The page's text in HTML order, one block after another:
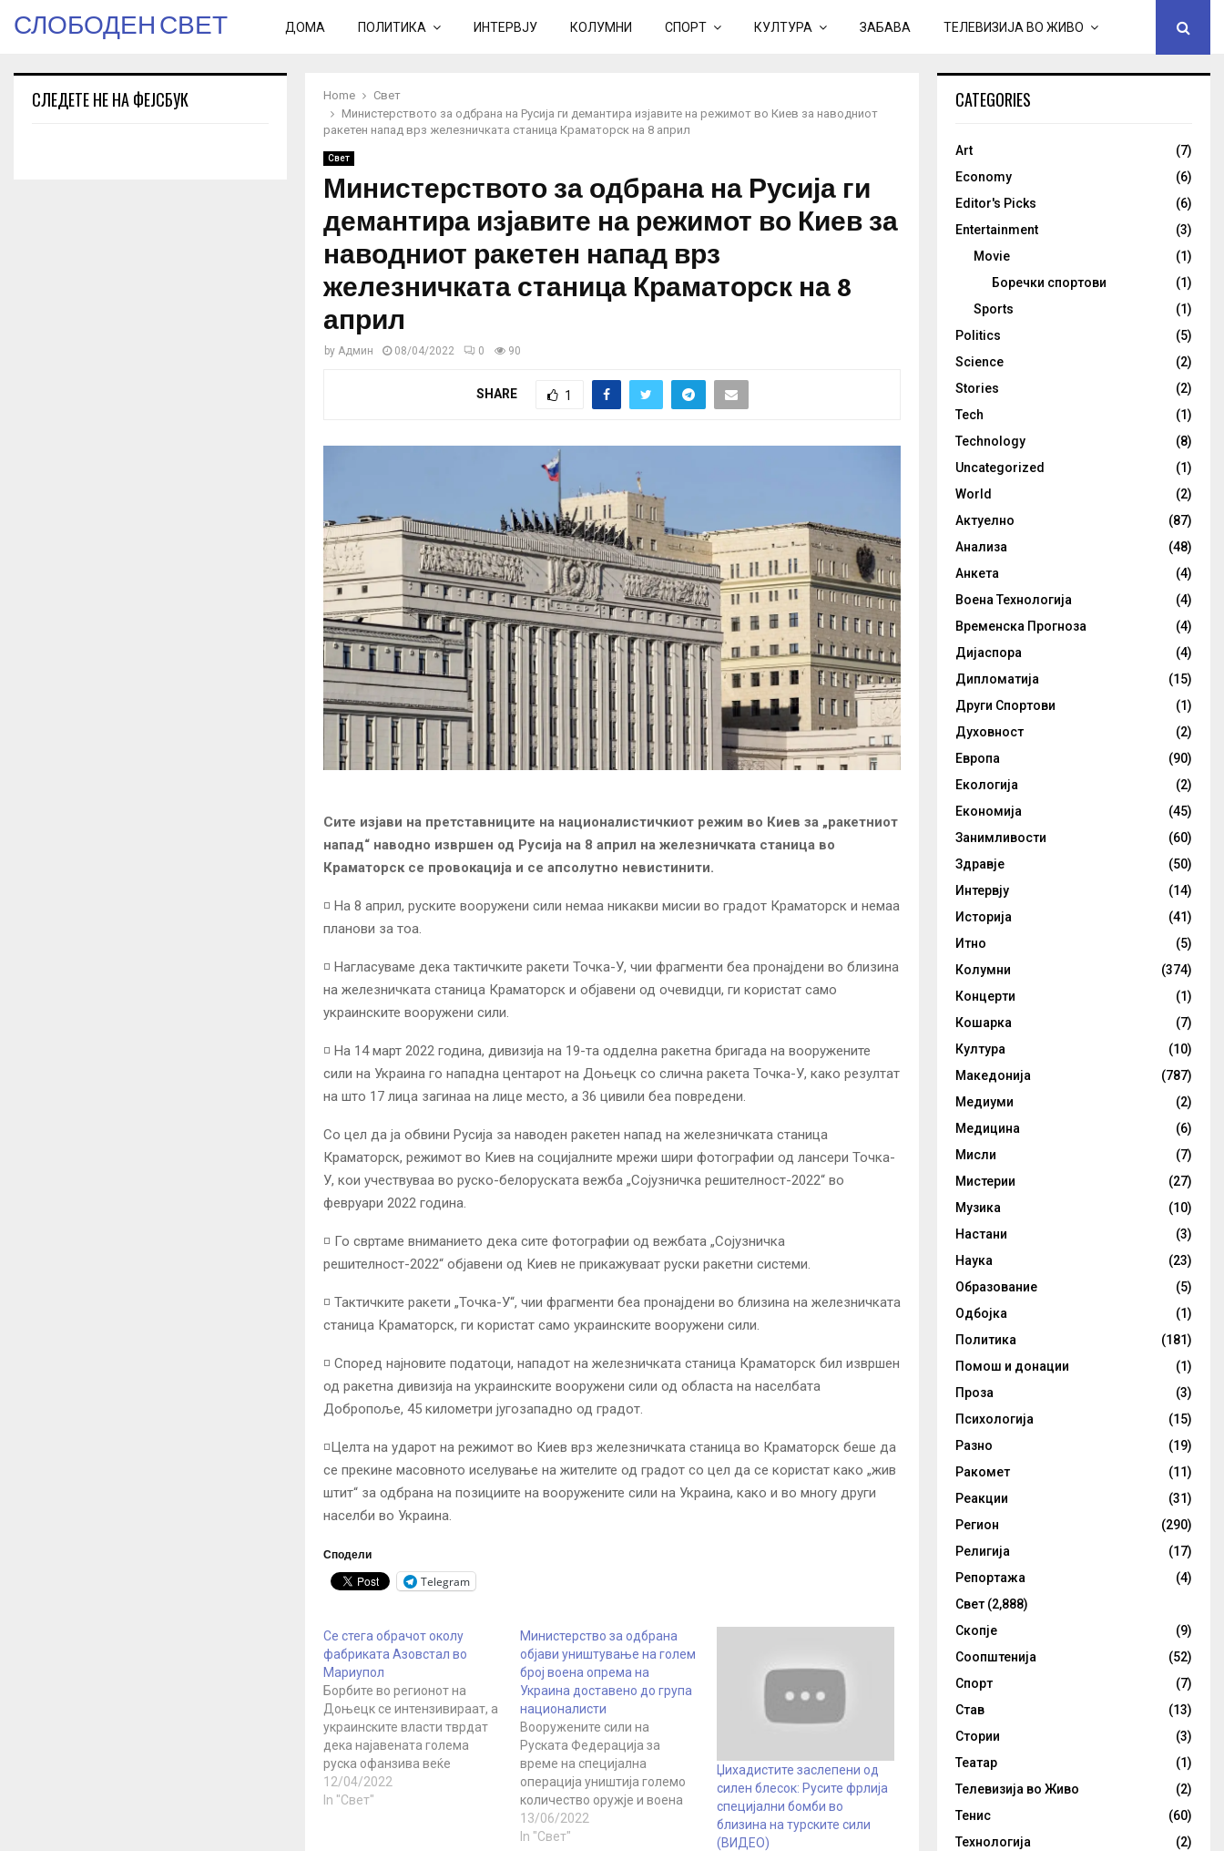
СЛОБОДЕН СВЕТ ДОМА ПОЛИТИКА ИНТЕРВЈУ КОЛУМНИ СПОРТ КУЛТУРА ЗАБАВА ТЕЛЕВИЗИЈА ВО ЖИВО
Home
Свет
Министерството за одбрана на Русија ги демантира изјавите на режимот во Киев за наводниот
ракетен напад врз железничката станица Краматорск на 8 април
Свет
Министерството за одбрана на Русија ги
демантира изјавите на режимот во Киев за
наводниот ракетен напад врз
железничката станица Краматорск на 8
април
by Админ 08/04/2022 0 90
SHARE 1
Сите изјави на претставниците на националистичкиот режим во Киев за „ракетниот
напад“ наводно извршен од Русија на 8 април на железничката станица во
Краматорск се провокација и се апсолутно невистинити.
◽️ На 8 април, руските вооружени сили немаа никакви мисии во градот Краматорск и немаа
планови за тоа.
◽️ Нагласуваме дека тактичките ракети Точка-У, чии фрагменти беа пронајдени во близина
на железничката станица Краматорск и објавени од очевидци, ги користат само
украинските вооружени сили.
◽️ На 14 март 2022 година, дивизија на 19-та одделна ракетна бригада на вооружените
сили на Украина го нападна центарот на Доњецк со слична ракета Точка-У, како резултат
на што 17 лица загинаа на лице место, а 36 цивили беа повредени.
Со цел да ја обвини Русија за наводен ракетен напад на железничката станица
Краматорск, режимот во Киев на социјалните мрежи шири фотографии од лансери Точка-
У, кои учествуваа во руско-белоруската вежба „Сојузничка решителност-2022“ во
февруари 2022 година.
◽️ Го свртаме вниманието дека сите фотографии од вежбата „Сојузничка
решителност-2022“ објавени од Киев не прикажуваат руски ракетни системи.
◽️ Тактичките ракети „Точка-У“, чии фрагменти беа пронајдени во близина на железничката
станица Краматорск, ги користат само украинските вооружени сили.
◽️ Според најновите податоци, нападот на железничката станица Краматорск бил извршен
од ракетна дивизија на украинските вооружени сили од областа на населбата
Добропоље, 45 километри југозападно од градот.
◽️Целта на ударот на режимот во Киев врз железничката станица во Краматорск беше да
се прекине масовното иселување на жителите од градот со цел да се користат како „жив
штит“ за одбрана на позициите на вооружените сили на Украина, како и во многу други
населби во Украина.
Сподели
Telegram
Се стега обрачот околу
фабриката Азовстал во
Мариупол
Борбите во регионот на
Доњецк се интензивираат, а
украинските власти тврдат
дека најавената голема
руска офанзива веќе
започнала. Советникот на
украинскиот министер за
12/04/2022
In "Свет"
Министерство за одбрана
објави уништување на голем
број воена опрема на
Украина доставено до група
националисти
Вооружените сили на
Руската Федерација за
време на специјална
операција уништија големо
количество оружје и воена
опрема испорачана од САД
и европските земји за група
13/06/2022
In "Свет"
Џихадистите заслепени од
силен блесок: Русите фрлија
специјални бомби во
близина на турските сили
(ВИДЕО)
СЛЕДЕТЕ НЕ НА ФЕЈСБУК CATEGORIES
Art
(7)
Economy
(6)
Editor's Picks
(6)
Entertainment
(3)
Movie
(1)
Боречки спортови
(1)
Sports
(1)
Politics
(5)
Science
(2)
Stories
(2)
Tech
(1)
Technology
(8)
Uncategorized
(1)
World
(2)
Актуелно
(87)
Анализа
(48)
Анкета
(4)
Воена Технологија
(4)
Временска Прогноза
(4)
Дијаспора
(4)
Дипломатија
(15)
Други Спортови
(1)
Духовност
(2)
Европа
(90)
Екологија
(2)
Економија
(45)
Занимливости
(60)
Здравје
(50)
Интервју
(14)
Историја
(41)
Итно
(5)
Колумни
(374)
Концерти
(1)
Кошарка
(7)
Култура
(10)
Македонија
(787)
Медиуми
(2)
Медицина
(6)
Мисли
(7)
Мистерии
(27)
Музика
(10)
Настани
(3)
Наука
(23)
Образование
(5)
Одбојка
(1)
Политика
(181)
Помош и донации
(1)
Проза
(3)
Психологија
(15)
Разно
(19)
Ракомет
(11)
Реакции
(31)
Регион
(290)
Религија
(17)
Репортажа
(4)
Свет (2,888)
Скопје
(9)
Соопштенија
(52)
Спорт
(7)
Став
(13)
Стории
(3)
Театар
(1)
Телевизија во Живо
(2)
Тенис
(60)
Технологија
(2)